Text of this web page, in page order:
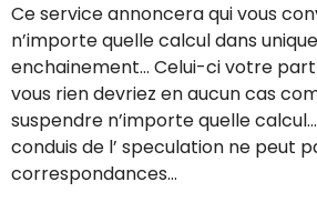
Ce service annoncera qui vous
n’importe quelle calcul dans
enchainement… Celui-ci votre
vous rien devriez en aucun cas
suspendre n’importe quelle
conduis de l’ speculation ne peut
correspondances…